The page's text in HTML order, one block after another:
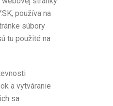
používa na
súbory
tu použité na
a vytváranie
sa